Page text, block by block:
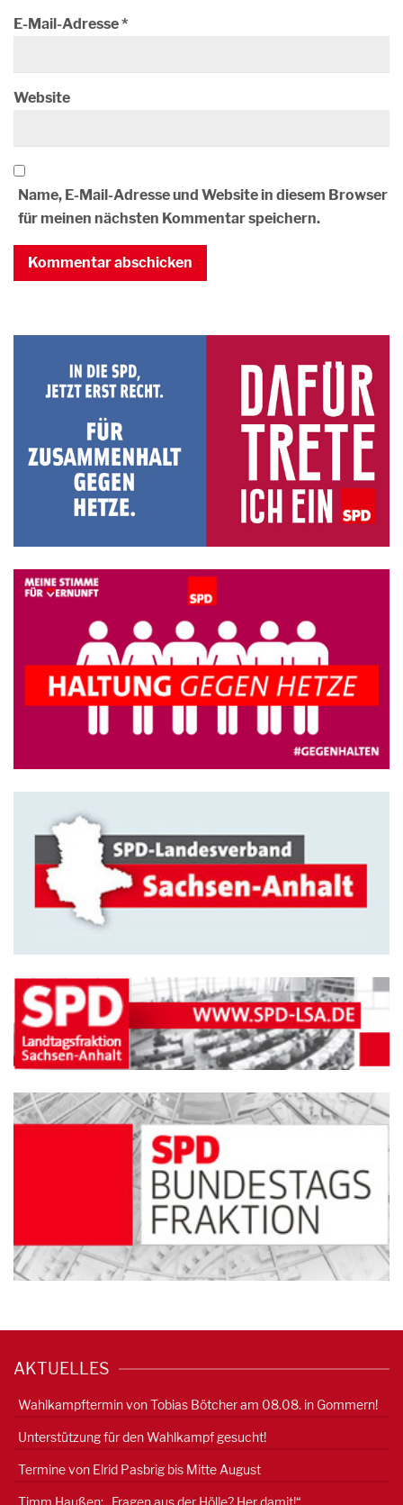
E-Mail-Adresse*
Website
Name, E-Mail-Adresse und Website in diesem Browser
für meinen nächsten Kommentar speichern.
AKTUELLES
Wahlkampftermin von Tobias Bötcher am 08.08. in Gommern!
Unterstützung für den Wahlkampf gesucht!
Termine von Elrid Pasbrig bis Mitte August